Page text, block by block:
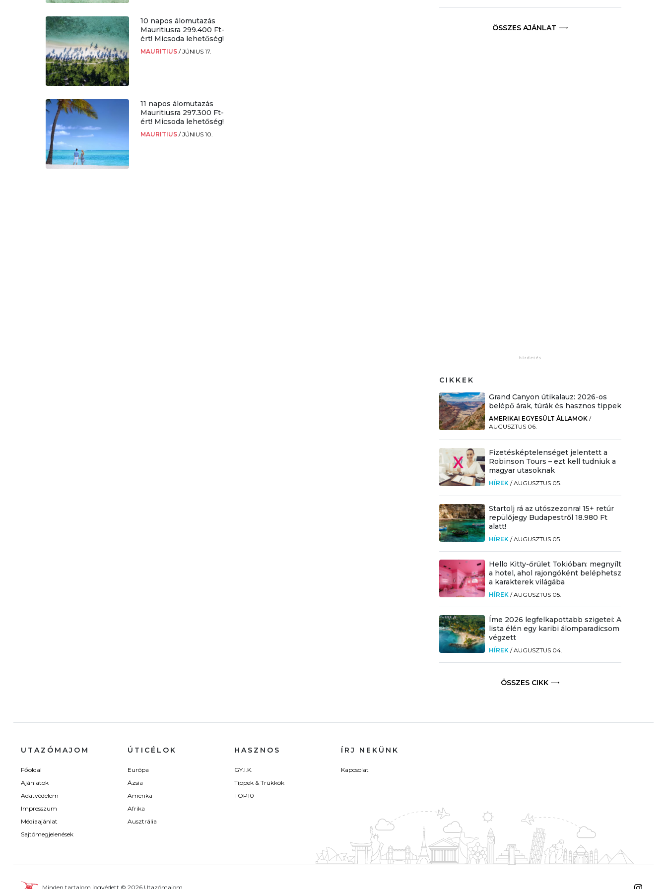
10 napos álomutazás
Mauritiusra 299.400 Ft-
ért! Micsoda lehetőség!
MAURITIUS/JÚNIUS 17.
11 napos álomutazás
Mauritiusra 297.300 Ft-
ért! Micsoda lehetőség!
MAURITIUS/JÚNIUS 10.
ÖSSZES AJÁNLAT
CIKKEK
Grand Canyon útikalauz: 2026-os
belépő árak, túrák és hasznos tippek
AMERIKAI EGYESÜLT ÁLLAMOK /
AUGUSZTUS 06.
Fizetésképtelenséget jelentett a
Robinson Tours – ezt kell tudniuk a
magyar utasoknak
HÍREK /AUGUSZTUS 05.
Startolj rá az utószezonra! 15+ retúr
repülőjegy Budapestről 18.980 Ft
alatt!
HÍREK /AUGUSZTUS 05.
Hello Kitty-őrület Tokióban: megnyílt
a hotel, ahol rajongóként beléphetsz
a karakterek világába
HÍREK /AUGUSZTUS 05.
Íme 2026 legfelkapottabb szigetei: A
lista élén egy karibi álomparadicsom
végzett
HÍREK /AUGUSZTUS 04.
ÖSSZES CIKK
UTAZÓMAJOM
Főoldal
Ajánlatok
Adatvédelem
Impresszum
Médiaajánlat
Sajtómegjelenések
ÚTICÉLOK
Európa
Ázsia
Amerika
Afrika
Ausztrália
HASZNOS
GY.I.K.
Tippek & Trükkök
TOP10
ÍRJ NEKÜNK
Kapcsolat
Minden tartalom jogvédett © 2026 Utazómajom.